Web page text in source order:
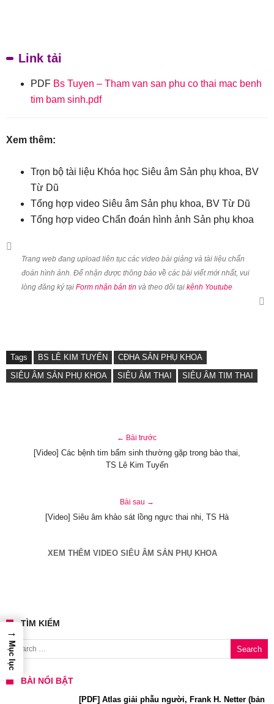
Link tải
PDF Bs Tuyen – Tham van san phu co thai mac benh
tim bam sinh.pdf
Xem thêm:
Trọn bộ tài liệu Khóa học Siêu âm Sản phụ khoa, BV
Từ Dũ
Tổng hợp video Siêu âm Sản phụ khoa, BV Từ Dũ
Tổng hợp video Chẩn đoán hình ảnh Sản phụ khoa
Trang web đang upload liên tục các video bài giảng và tài liệu chẩn
đoán hình ảnh. Để nhận được thông báo về các bài viết mới nhất, vui
lòng đăng ký tại Form nhận bản tin và theo dõi tại kênh Youtube
Tags BS LÊ KIM TUYẾN
CĐHA SẢN PHỤ KHOA
SIÊU ÂM SẢN PHỤ KHOA
SIÊU ÂM THAI SIÊU ÂM TIM THAI
← Bài trước
[Video] Các bệnh tim bẩm sinh thường gặp trong bào thai,
TS Lê Kim Tuyến
Bài sau →
[Video] Siêu âm khảo sát lồng ngực thai nhi, TS Hà
XEM THÊM VIDEO SIÊU ÂM SẢN PHỤ KHOA
TÌM KIẾM
Search for:
BÀI NỔI BẬT
[PDF] Atlas giải phẫu người, Frank H. Netter (bản
→
Mục lục